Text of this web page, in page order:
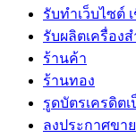
รับทำเว็บไซต์
รับผลิตเครื่องส
ร้านค้า
ร้านทอง
รูดบัตรเครดิตเ
ลงประกาศขา